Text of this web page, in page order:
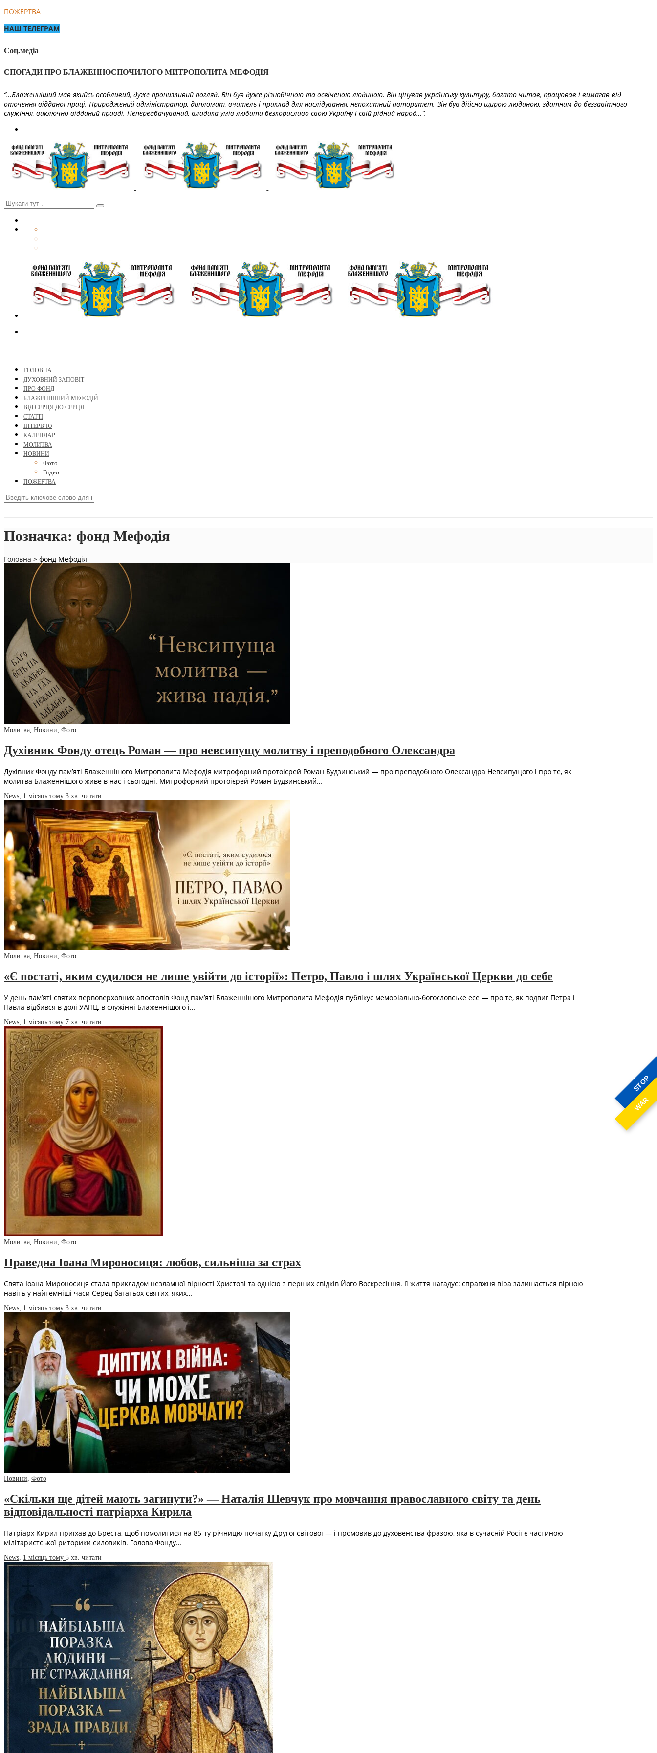
STOP
WAR
ПОЖЕРТВА
НАШ ТЕЛЕГРАМ
Соц.медіа
СПОГАДИ ПРО БЛАЖЕННОСПОЧИЛОГО МИТРОПОЛИТА МЕФОДІЯ
“…Блаженніший мав якийсь особливий, дуже пронизливий погляд. Він був дуже різнобічною та освіченою людиною. Він цінував українську культуру, багато читав, працював і вимагав від
оточення відданої праці. Природжений адміністратор, дипломат, вчитель і приклад для наслідування, непохитний авторитет. Він був дійсно щирою людиною, здатним до беззавітного
служіння, виключно відданий правді. Непередбачуваний, владика умів любити безкорисливо свою Україну і свій рідний народ…”.
ГОЛОВНА
ДУХОВНИЙ ЗАПОВІТ
ПРО ФОНД
БЛАЖЕННІШИЙ МЕФОДІЙ
ВІД СЕРЦЯ ДО СЕРЦЯ
СТАТТІ
ІНТЕРВ’Ю
КАЛЕНДАР
МОЛИТВА
НОВИНИ
Фото
Відео
ПОЖЕРТВА
Позначка: фонд Мефодія
Головна > фонд Мефодія
Молитва, Новини, Фото
Духівник Фонду отець Роман — про невсипущу молитву і преподобного Олександра
Духівник Фонду пам’яті Блаженнішого Митрополита Мефодія митрофорний протоієрей Роман Будзинський — про преподобного Олександра Невсипущого і про те, як
молитва Блаженнішого живе в нас і сьогодні. Митрофорний протоієрей Роман Будзинський…
News, 1 місяць тому 3 хв. читати
Молитва, Новини, Фото
«Є постаті, яким судилося не лише увійти до історії»: Петро, Павло і шлях Української Церкви до себе
У день пам’яті святих первоверховних апостолів Фонд пам’яті Блаженнішого Митрополита Мефодія публікує меморіально-богословське есе — про те, як подвиг Петра і
Павла відбився в долі УАПЦ, в служінні Блаженнішого і…
News 1 місяць тому 7 хв. читати
Молитва Новини Фото
Праведна Іоана Мироносиця: любов, сильніша за страх
Свята Іоана Мироносиця стала прикладом незламної вірності Христові та однією з перших свідків Його Воскресіння. Її життя нагадує: справжня віра залишається вірною
навіть у найтемніші часи Серед багатьох святих, яких…
News 1 місяць тому 3 хв. читати
Новини Фото
«Скільки ще дітей мають загинути?» — Наталія Шевчук про мовчання православного світу та день
відповідальності патріарха Кирила
Патріарх Кирил приїхав до Бреста, щоб помолитися на 85-ту річницю початку Другої світової — і промовив до духовенства фразою, яка в сучасній Росії є частиною
мілітаристської риторики силовиків. Голова Фонду…
News 1 місяць тому 5 хв. читати